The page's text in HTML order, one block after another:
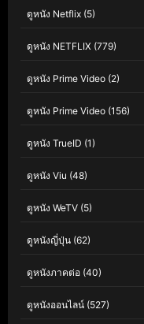
ดูหนัง Netflix (5)
ดูหนัง NETFLIX (779)
ดูหนัง Prime Video (2)
ดูหนัง Prime Video (156)
ดูหนัง TrueID (1)
ดูหนัง Viu (48)
ดูหนัง WeTV (5)
ดูหนังญี่ปุ่น (62)
ดูหนังภาคต่อ (40)
ดูหนังออนไลน์ (527)